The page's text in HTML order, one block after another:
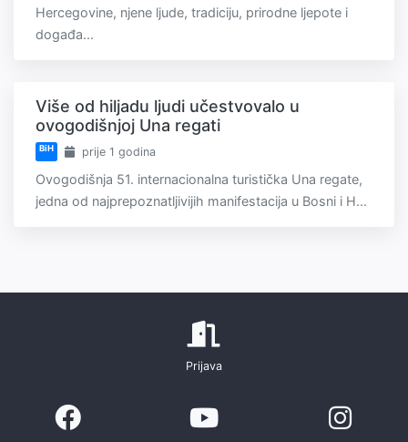
Hercegovine, njene ljude, tradiciju, prirodne ljepote i
događa...
Više od hiljadu ljudi učestvovalo u
ovogodišnjoj Una regati
BiH prije 1 godina
Ovogodišnja 51. internacionalna turistička Una regate,
jedna od najprepoznatljivijih manifestacija u Bosni i H...
Prijava